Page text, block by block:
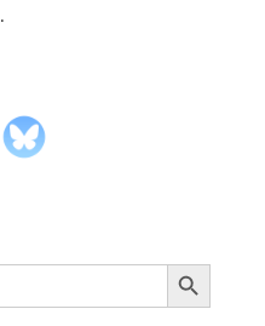
.
Search Button